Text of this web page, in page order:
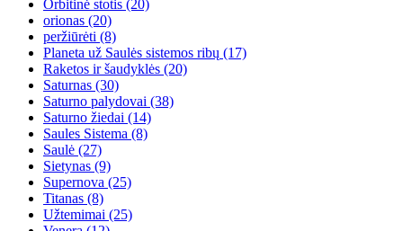
Orbitinė stotis (20)
orionas (20)
peržiūrėti (8)
Planeta už Saulės sistemos ribų (17)
Raketos ir šaudyklės (20)
Saturnas (30)
Saturno palydovai (38)
Saturno žiedai (14)
Saules Sistema (8)
Saulė (27)
Sietynas (9)
Supernova (25)
Titanas (8)
Užtemimai (25)